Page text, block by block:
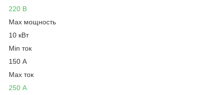
220 В
Max мощность
10 кВт
Min ток
150 А
Max ток
250 А